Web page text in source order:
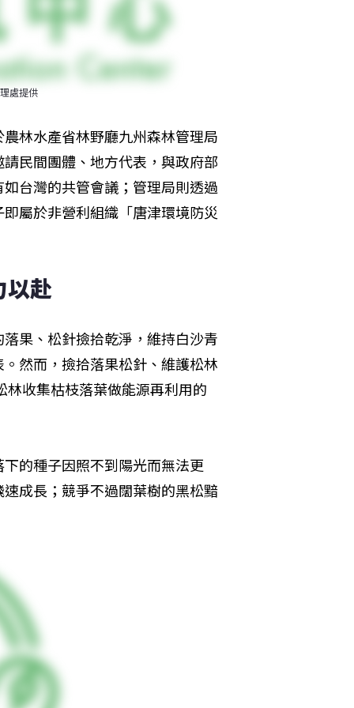
處提供
林水產省林野廳九州森林管理局
民間團體、地方代表，與政府部
台灣的共管會議；管理局則透過
屬於非營利組織「唐津環境防災
以赴
果、松針撿拾乾淨，維持白沙青
然而，撿拾落果松針、維護松林
收集枯枝落葉做能源再利用的
的種子因照不到陽光而無法更
成長；競爭不過闊葉樹的黑松黯